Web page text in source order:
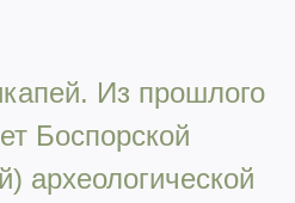
Из прошлого
Боспорской
археологической